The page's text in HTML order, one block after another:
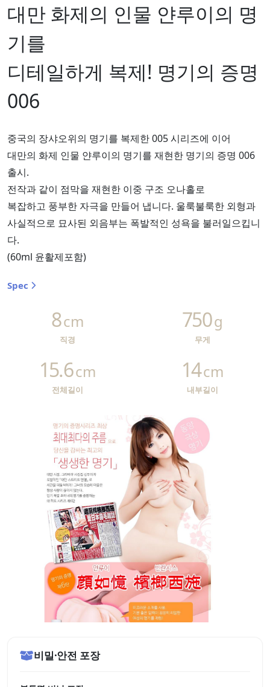
대만 화제의 인물 얀루이의 명
기를
디테일하게 복제! 명기의 증명
006
중국의 장샤오위의 명기를 복제한 005 시리즈에 이어
대만의 화제 인물 얀루이의 명기를 재현한 명기의 증명 006
출시.
전작과 같이 점막을 재현한 이중 구조 오나홀로
복잡하고 풍부한 자극을 만들어 냅니다. 울룩불룩한 외형과
사실적으로 묘사된 외음부는 폭발적인 성욕을 불러일으킵니
다.
(60ml 윤활제포함)
Spec
직경
8cm
무게
750g
전체길이
15.6cm
내부길이
14cm
비밀·안전 포장